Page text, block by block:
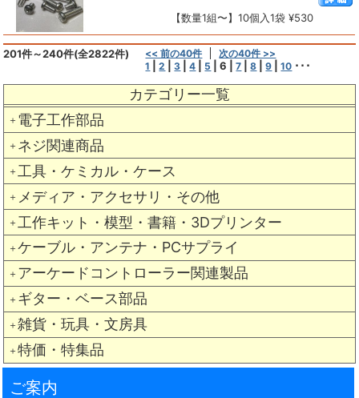
カテゴリー一覧
＋ 電子工作部品
＋ ネジ関連商品
＋ 工具・ケミカル・ケース
＋ メディア・アクセサリ・その他
＋ 工作キット・模型・書籍・3Dプリンター
＋ ケーブル・アンテナ・PCサプライ
＋ アーケードコントローラー関連製品
＋ ギター・ベース部品
＋ 雑貨・玩具・文房具
＋ 特価・特集品
【数量1組〜】10個入1袋 ¥530
201件～240件(全2822件) << 前の40件
次の40件 >>
1
|2 |3 |4 5 |6 |7 |8 |9 |10 ･･･
ご案内